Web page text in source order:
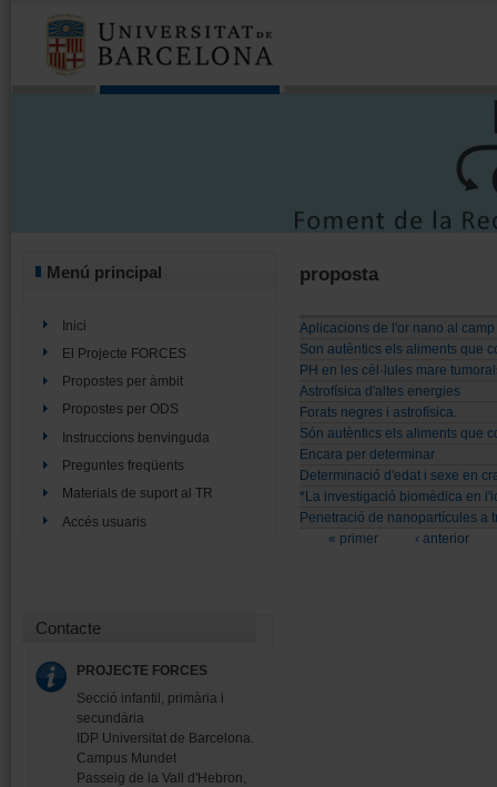
Menú principal
Inici
El Projecte FORCES
Propostes per àmbit
Propostes per ODS
Instruccions benvinguda
Preguntes freqüents
Materials de suport al TR
Accés usuaris
Contacte
PROJECTE FORCES
Secció infantil, primària i
secundària
IDP Universitat de Barcelona.
Campus Mundet
Passeig de la Vall d'Hebron,
proposta
Aplicacions de l'or nano al
Son autèntics els aliments que
PH en les cèl·lules mare
Astrofísica d'altes energies
Forats negres i astrofísica.
Són autèntics els aliments que
Encara per determinar
Determinació d'edat i sexe en
*La investigació biomèdica en
Penetració de nanopartícules a
Pàgines
« primer ‹ anterior